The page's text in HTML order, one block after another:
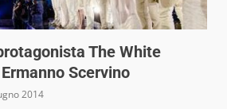
The White
Scervino
2014